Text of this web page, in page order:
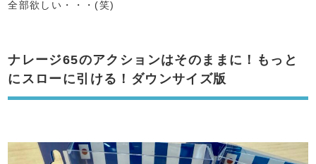
全部欲しい・・・(笑)
ナレージ65のアクションはそのままに！もっと
にスローに引ける！ダウンサイズ版